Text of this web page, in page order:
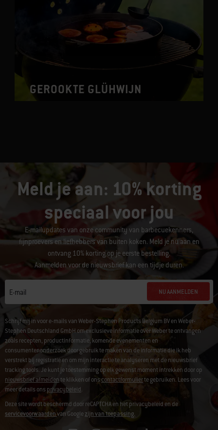
GEROOKTE GLÜHWIJN
Meld je aan: 10% korting
speciaal voor jou
E-mailupdates van onze community van barbecuekenners,
fijnproevers en liefhebbers van buiten koken. Meld je nu aan en
ontvang 10% korting op je eerste bestelling.
Aanmelden voor de nieuwsbrief kan een tijdje duren.
E-mail NU AANMELDEN
Schrijf mij in voor e-mails van Weber-Stephen Products Belgium BV en Weber-
Stephen Deutschland GmbH om exclusieve informatie over Weber te ontvangen
zoals recepten, productinformatie, komende evenementen en
consumentenonderzoek door gebruik te maken van de informatie die ik heb
verstrekt bij registratie en om mijn interactie te analyseren met de nieuwsbrief
tracking tools. Je kunt je toestemming op elk gewenst moment intrekken door op
nieuwsbrief afmeldente klikken of onscontactformulierte gebruiken. Lees voor
meer details onsprivacybeleid.
Deze site wordt beschermd door reCAPTCHA en het privacybeleid en de
servicevoorwaardenvan Googlezijn van toepassing.